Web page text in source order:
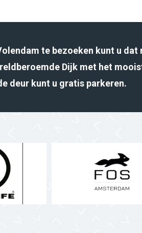
te bezoeken kunt u dat
Dijk met het
deur kunt u gratis parkeren.